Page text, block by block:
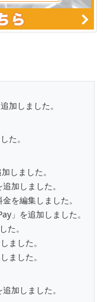
加しました。
た。
しました。
加しました。
を編集しました。
」を追加しました。
た。
ました。
ました。
加しました。